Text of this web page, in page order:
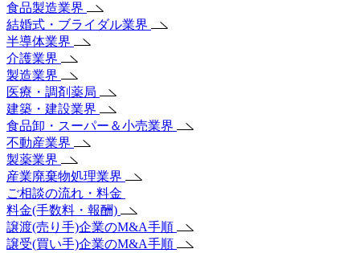
食品製造業界
結婚式・ブライダル業界
半導体業界
介護業界
製造業界
医療・調剤薬局
建築・建設業界
食品卸・スーパー＆小売業界
不動産業界
製薬業界
産業廃棄物処理業界
ご相談の流れ・料金
料金(手数料・報酬)
譲渡(売り手)企業のM&A手順
譲受(買い手)企業のM&A手順